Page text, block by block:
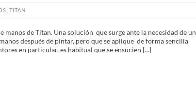
TITAN
de Titan. Una solución que surge ante la necesidad de un
después de pintar, pero que se aplique de forma sencilla
en particular, es habitual que se ensucien […]